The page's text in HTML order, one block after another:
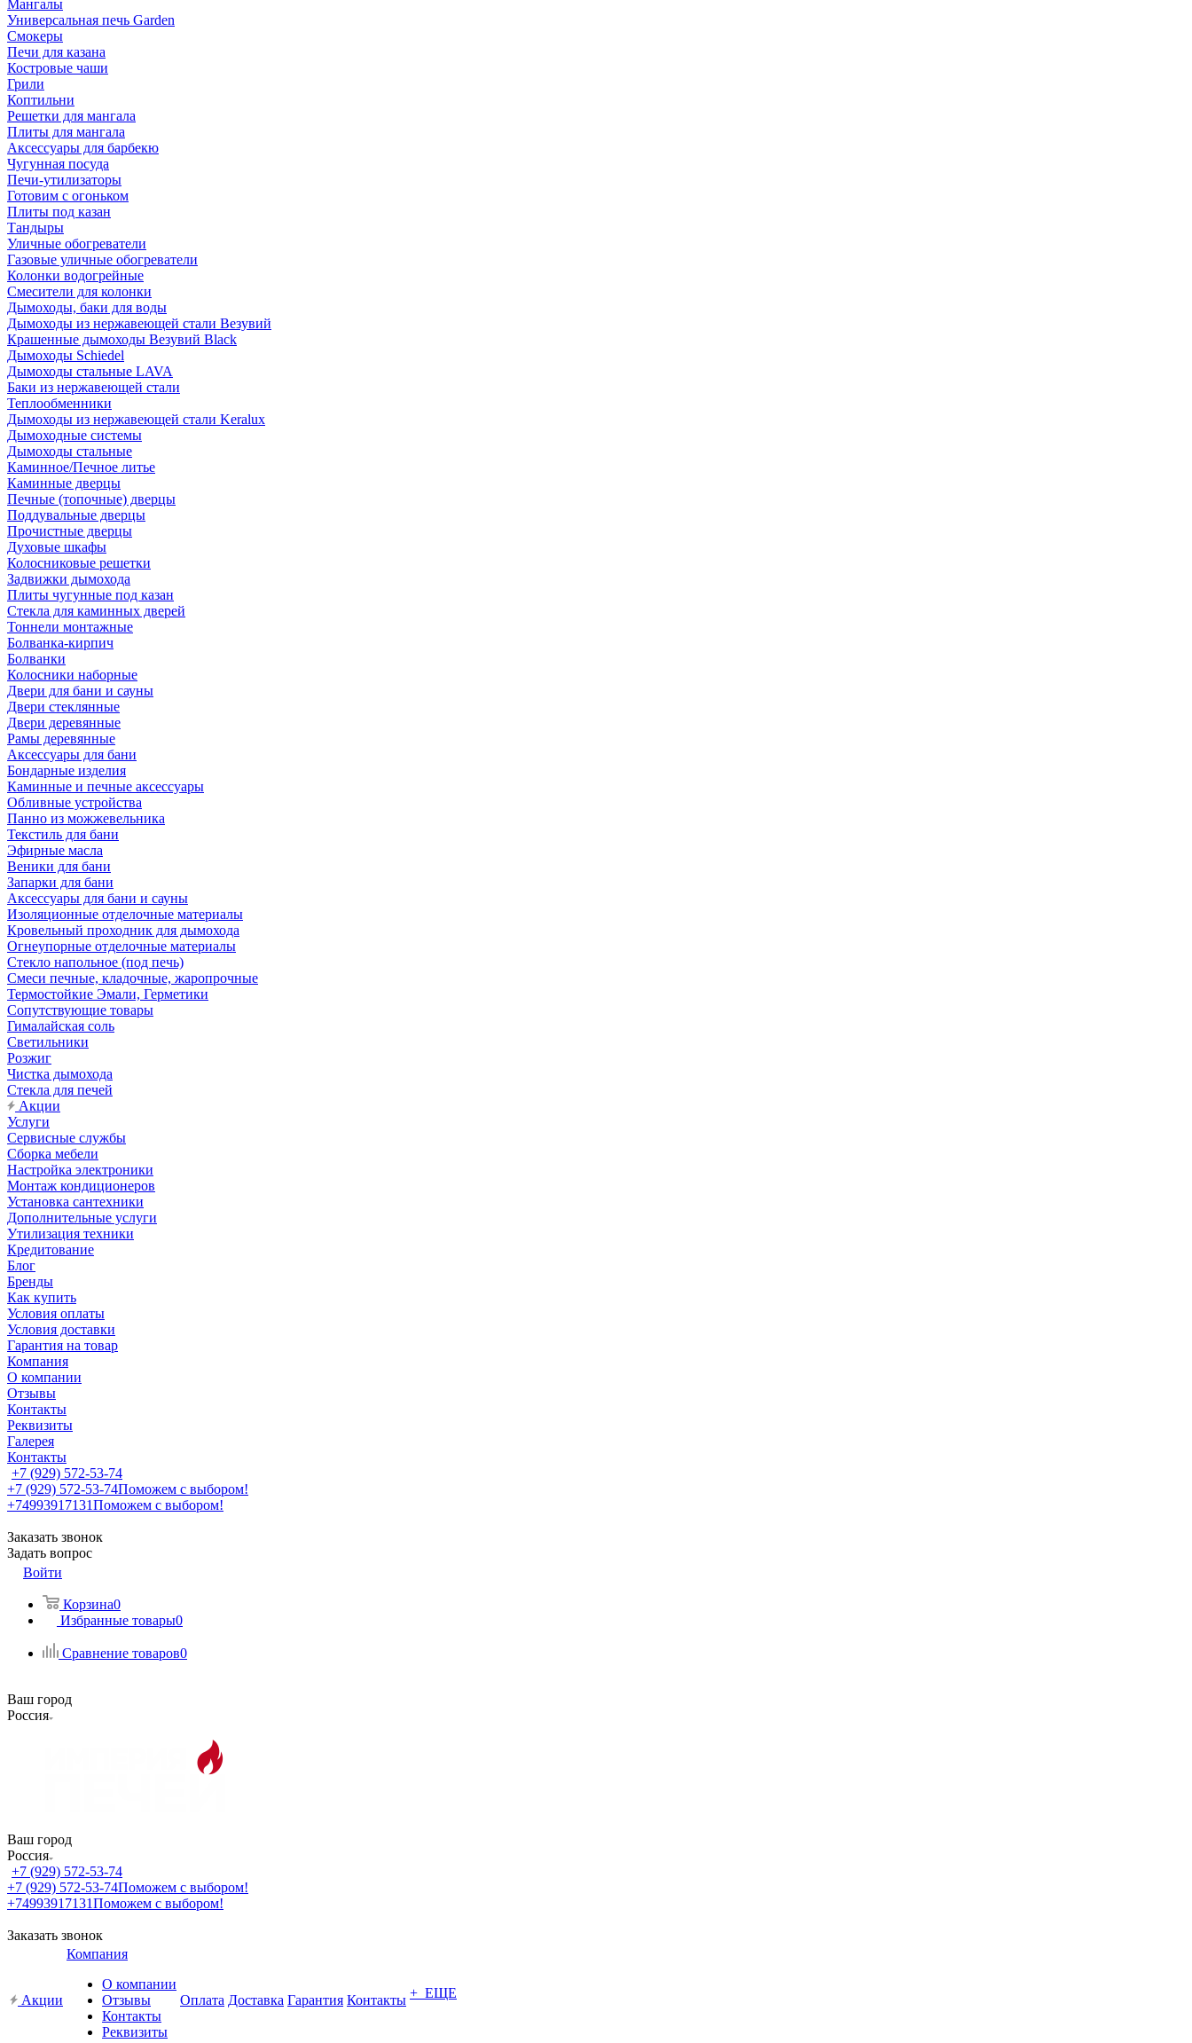
Мангалы
Универсальная печь Garden
Смокеры
Печи для казана
Костровые чаши
Грили
Коптильни
Решетки для мангала
Плиты для мангала
Аксессуары для барбекю
Чугунная посуда
Печи-утилизаторы
Готовим с огоньком
Плиты под казан
Тандыры
Уличные обогреватели
Газовые уличные обогреватели
Колонки водогрейные
Смесители для колонки
Дымоходы, баки для воды
Дымоходы из нержавеющей стали Везувий
Крашенные дымоходы Везувий Black
Дымоходы Schiedel
Дымоходы стальные LAVA
Баки из нержавеющей стали
Теплообменники
Дымоходы из нержавеющей стали Keralux
Дымоходные системы
Дымоходы стальные
Каминное/Печное литье
Каминные дверцы
Печные (топочные) дверцы
Поддувальные дверцы
Прочистные дверцы
Духовые шкафы
Колосниковые решетки
Задвижки дымохода
Плиты чугунные под казан
Стекла для каминных дверей
Тоннели монтажные
Болванка-кирпич
Болванки
Колосники наборные
Двери для бани и сауны
Двери стеклянные
Двери деревянные
Рамы деревянные
Аксессуары для бани
Бондарные изделия
Каминные и печные аксессуары
Обливные устройства
Панно из можжевельника
Текстиль для бани
Эфирные масла
Веники для бани
Запарки для бани
Аксессуары для бани и сауны
Изоляционные отделочные материалы
Кровельный проходник для дымохода
Огнеупорные отделочные материалы
Стекло напольное (под печь)
Смеси печные, кладочные, жаропрочные
Термостойкие Эмали, Герметики
Сопутствующие товары
Гималайская соль
Светильники
Розжиг
Чистка дымохода
Стекла для печей
Акции
Услуги
Сервисные службы
Сборка мебели
Настройка электроники
Монтаж кондиционеров
Установка сантехники
Дополнительные услуги
Утилизация техники
Кредитование
Блог
Бренды
Как купить
Условия оплаты
Условия доставки
Гарантия на товар
Компания
О компании
Отзывы
Контакты
Реквизиты
Галерея
Контакты
+7 (929) 572-53-74
+7 (929) 572-53-74Поможем с выбором!
+74993917131Поможем с выбором!
Заказать звонок
Задать вопрос
Войти
Корзина0
Избранные товары0
Сравнение товаров0
Ваш город
Россия
Ваш город
Россия
+7 (929) 572-53-74
+7 (929) 572-53-74Поможем с выбором!
+74993917131Поможем с выбором!
Заказать звонок
Акции
Компания
О компании
Отзывы
Контакты
Реквизиты
Оплата Доставка Гарантия Контакты + ЕЩЕ